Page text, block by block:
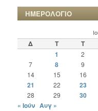
ΗΜΕΡΟΛΟΓΙΟ
Δ Τ Τ
1
2
7 8 9
14
15 16
21 22 23
28 29 30
« Ιούν Αυγ »